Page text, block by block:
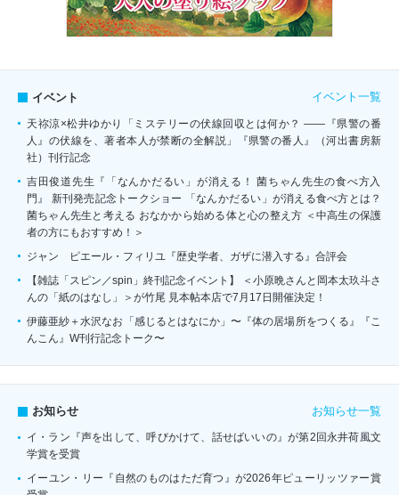
イベント イベント一覧
天祢涼×松井ゆかり「ミステリーの伏線回収とは何か？ ――『県警の番
人』の伏線を、著者本人が禁断の全解説」『県警の番人』（河出書房新
社）刊行記念
吉田俊道先生『「なんかだるい」が消える！ 菌ちゃん先生の食べ方入
門』 新刊発売記念トークショー 「なんかだるい」が消える食べ方とは？
菌ちゃん先生と考える おなかから始める体と心の整え方 ＜中高生の保護
者の方にもおすすめ！＞
ジャン゠ピエール・フィリユ『歴史学者、ガザに潜入する』合評会
【雑誌「スピン／spin」終刊記念イベント】 ＜小原晩さんと岡本太玖斗さ
んの「紙のはなし」＞が竹尾 見本帖本店で7月17日開催決定！
伊藤亜紗＋水沢なお「感じるとはなにか」〜『体の居場所をつくる』『こ
んこん』W刊行記念トーク〜
お知らせ お知らせ一覧
イ・ラン『声を出して、呼びかけて、話せばいいの』が第2回永井荷風文
学賞を受賞
イーユン・リー『自然のものはただ育つ』が2026年ピューリッツァー賞